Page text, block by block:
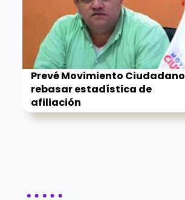
Prevé Movimiento Ciudadano
rebasar estadística de
afiliación